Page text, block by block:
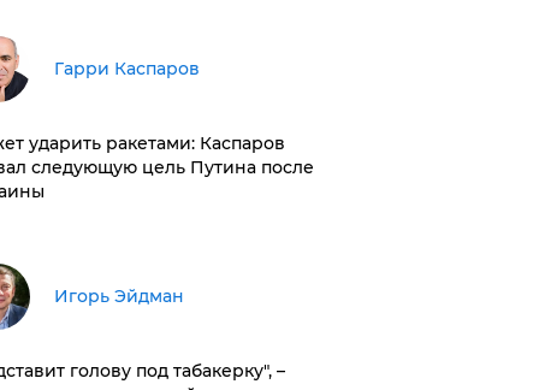
Гарри Каспаров
ударить ракетами: Каспаров
следующую цель Путина после
Игорь Эйдман
голову под табакерку", –